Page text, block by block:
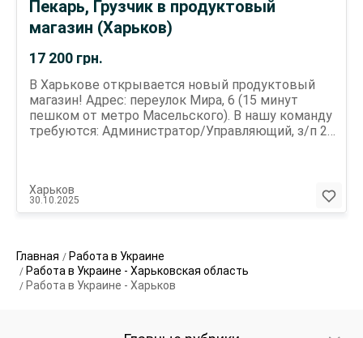
17 200 грн.
Пекарь, Грузчик в продуктовый
магазин (Харьков)
В Харькове открывается новый продуктовый
магазин! Адрес: переулок Мира, 6 (15 минут
пешком от метро Масельского). В нашу команду
требуются: Администратор/Управляющий, з/п 20
2/2 Дружный коллектив Официальное
трудоустройство Звони прямо сейчас и
Харьков
30.10.2025
Главная
Работа в Украине
Работа в Украине - Харьковская область
Работа в Украине - Харьков